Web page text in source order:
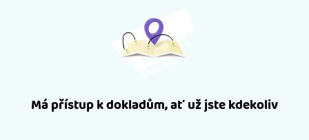
Má přístup k dokladům, ať už jste kdekoliv